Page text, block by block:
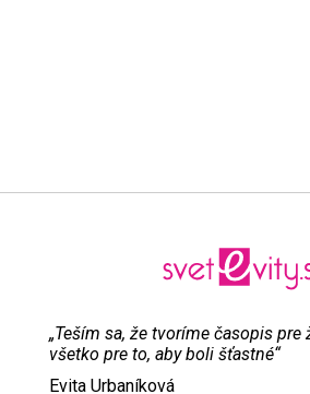
„Teším sa, že tvoríme časopis pre
všetko pre to, aby boli šťastné“
Evita Urbaníková